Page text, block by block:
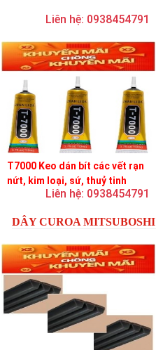
Liên hệ: 0938454791
T7000 Keo dán bít các vết rạn
nứt, kim loại, sứ, thuỷ tinh
Liên hệ: 0938454791
DÂY CUROA MITSUBOSHI